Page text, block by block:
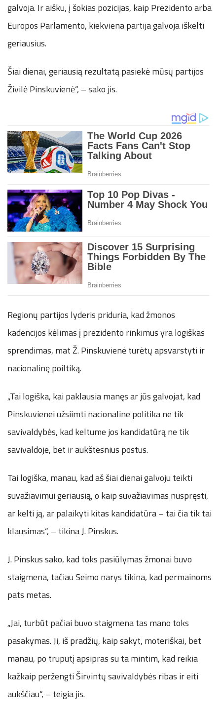
galvoja. Ir aišku, į šokias pozicijas, kaip Prezidento arba
Europos Parlamento, kiekviena partija galvoja iškelti
geriausius.
Šiai dienai, geriausią rezultatą pasiekė mūsų partijos
Živilė Pinskuvienė“, – sako jis.
Regionų partijos lyderis priduria, kad žmonos
kadencijos kėlimas į prezidento rinkimus yra logiškas
sprendimas, mat Ž. Pinskuvienė turėtų apsvarstyti ir
nacionalinę poiltiką.
„Tai logiška, kai paklausia manęs ar jūs galvojat, kad
Pinskuvienei užsiimti nacionaline politika ne tik
savivaldybės, kad keltume jos kandidatūrą ne tik
savivaldoje, bet ir aukštesnius postus.
Tai logiška, manau, kad aš šiai dienai galvoju teikti
suvažiavimui geriausią, o kaip suvažiavimas nuspręsti,
ar kelti ją, ar palaikyti kitas kandidatūra – tai čia tik tai
klausimas“, – tikina J. Pinskus.
J. Pinskus sako, kad toks pasiūlymas žmonai buvo
staigmena, tačiau Seimo narys tikina, kad permainoms
pats metas.
„Jai, turbūt pačiai buvo staigmena tas mano toks
pasakymas. Ji, iš pradžių, kaip sakyt, moteriškai, bet
manau, po truputį apsipras su ta mintim, kad reikia
kažkaip peržengti Širvintų savivaldybės ribas ir eiti
aukščiau“, – teigia jis.